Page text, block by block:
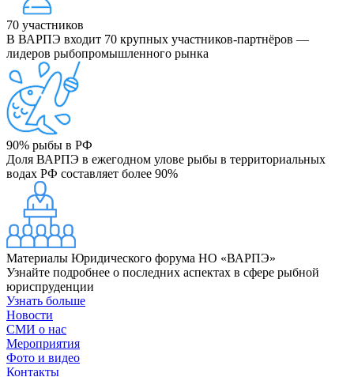
70 участников
В ВАРПЭ входит 70 крупных участников-партнёров —
лидеров рыбопромышленного рынка
90% рыбы в РФ
Доля ВАРПЭ в ежегодном улове рыбы в территориальных
водах РФ составляет более 90%
Материалы Юридического форума НО «ВАРПЭ»
Узнайте подробнее о последних аспектах в сфере рыбной
юриспруденции
Узнать больше
Новости
СМИ о нас
Мероприятия
Фото и видео
Контакты